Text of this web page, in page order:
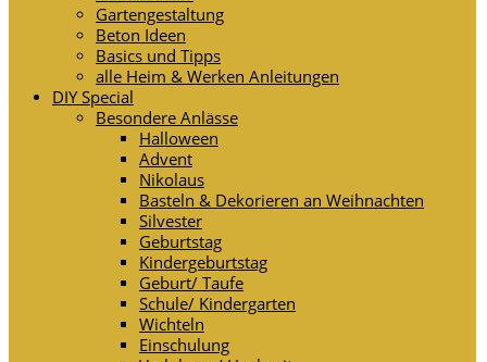
Gartengestaltung
Beton Ideen
Basics und Tipps
alle Heim & Werken Anleitungen
DIY Special
Besondere Anlässe
Halloween
Advent
Nikolaus
Basteln & Dekorieren an Weihnachten
Silvester
Geburtstag
Kindergeburtstag
Geburt/ Taufe
Schule/ Kindergarten
Wichteln
Einschulung